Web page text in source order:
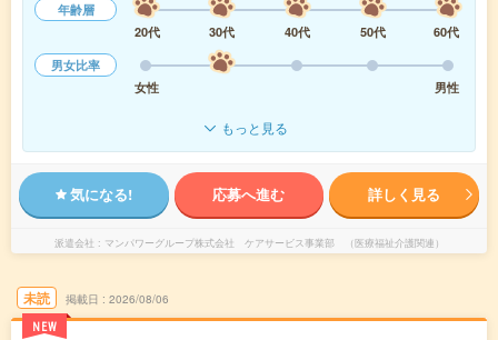
年齢層
20代
30代 40代 50代
60代
男女比率
女性
男性
もっと見る
気になる! 応募へ進む 詳しく見る
派遣会社 マンパワーグループ株式会社 ケアサービス事業部 （医療福祉介護関連）
未読
NEW
掲載日 2026/08/06